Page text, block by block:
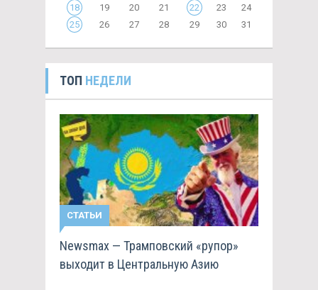
18 19 20 21 22 23
24
25
26 27 28 29 30 31
ТОП НЕДЕЛИ
СТАТЬИ
Newsmax — Трамповский «рупор»
выходит в Центральную Азию